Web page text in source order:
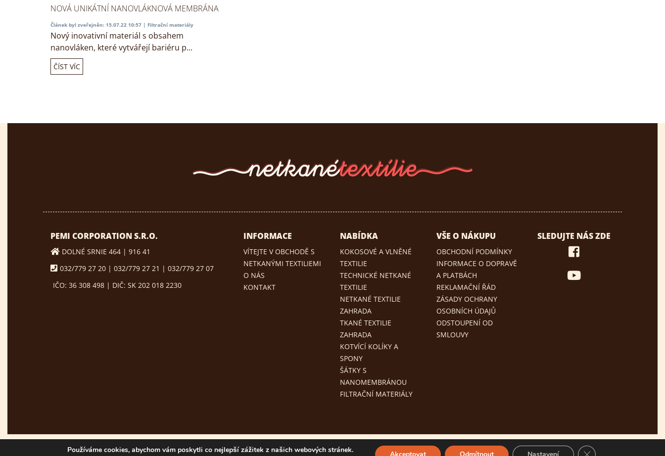
NOVÁ UNIKÁTNÍ NANOVLÁKNOVÁ MEMBRÁNA
Článek byl zveřejněn: 15.07.22 10:57 | Filtrační materiály
Nový inovativní materiál s obsahem
nanovláken, které vytvářejí bariéru p...
ČÍST VÍC
PEMI CORPORATION S.R.O.
DOLNÉ SRNIE 464 | 916 41
032/779 27 20 | 032/779 27 21 | 032/779 27 07
IČO: 36 308 498 | DIČ: SK 202 018 2230
INFORMACE
VÍTEJTE V OBCHODĚ S
NETKANÝMI TEXTILIEMI
O NÁS
KONTAKT
NABÍDKA
KOKOSOVÉ A VLNĚNÉ
TEXTILIE
TECHNICKÉ NETKANÉ
TEXTILIE
NETKANÉ TEXTILIE
ZAHRADA
TKANÉ TEXTILIE
ZAHRADA
KOTVÍCÍ KOLÍKY A
SPONY
ŠÁTKY S
NANOMEMBRÁNOU
FILTRAČNÍ MATERIÁLY
VŠE O NÁKUPU
OBCHODNÍ PODMÍNKY
INFORMACE O DOPRAVĚ
A PLATBÁCH
REKLAMAČNÍ ŘÁD
ZÁSADY OCHRANY
OSOBNÍCH ÚDAJŮ
ODSTOUPENÍ OD
SMLOUVY
SLEDUJTE NÁS ZDE
Používáme cookies, abychom vám poskytli co nejlepší zážitek z našich webových stránek.
Zavřít cookie lištu GDPR